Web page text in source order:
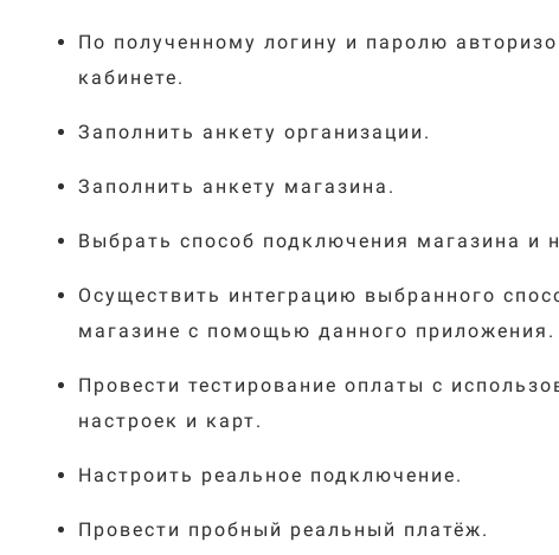
По полученному логину и паролю
кабинете.
Заполнить анкету организации.
Заполнить анкету магазина.
Выбрать способ подключения магазина и
Осуществить интеграцию выбранного
магазине с помощью данного приложения.
Провести тестирование оплаты с
настроек и карт.
Настроить реальное подключение.
Провести пробный реальный платёж.